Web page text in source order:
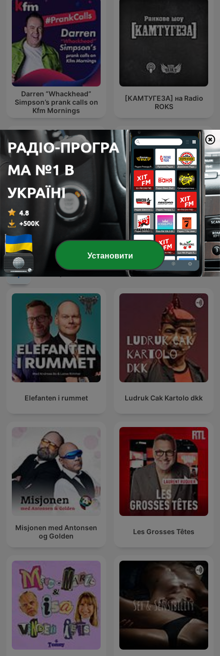
Darren “Whackhead”
Simpson’s prank calls on
Kfm Mornings
[КАМТУГЕЗА] на Radio
ROKS
Шутки-Шоу на Юмор FM
Поганий настрій - перший
український подкаст
гумору
Міжнародні Комедія подкасти
Elefanten i rummet Ludruk Cak Kartolo dkk
Misjonen med Antonsen
og Golden
Les Grosses Têtes
Установити